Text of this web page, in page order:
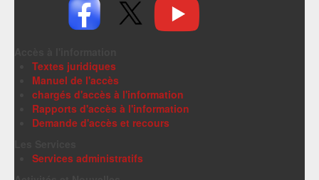
Textes juridiques
Manuel de l'accès
chargés d'accès à l'information
Rapports d'accès à l'information
Demande d'accès et recours
Services administratifs